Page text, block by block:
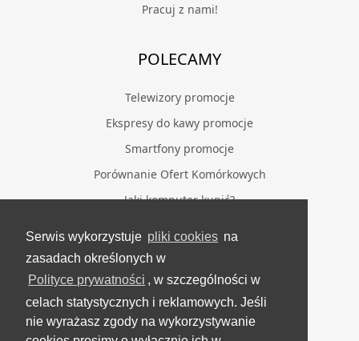
Serwis wykorzystuje pliki cookies na
zasadach określonych w
Polityce prywatności , w szczególności w
celach statystycznych i reklamowych. Jeśli
nie wyrażasz zgody na wykorzystywanie
Pracuj z nami!
POLECAMY
Telewizory promocje
Ekspresy do kawy promocje
Smartfony promocje
Porównanie Ofert Komórkowych
Jaki komputer kupić?
BĄDŹ NA BIEŻĄCO
Facebook
Grupa Testerzy Videotestów